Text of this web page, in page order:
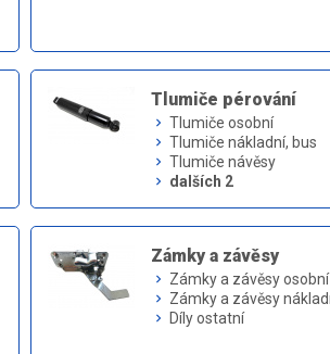
Tlumiče pérování
keyboard_arrow_right Tlumiče osobní
keyboard_arrow_right Tlumiče nákladní, bus
keyboard_arrow_right Tlumiče návěsy
keyboard_arrow_right dalších 2
Zámky a závěsy
keyboard_arrow_right Zámky a závěsy osobní
keyboard_arrow_right Zámky a závěsy
keyboard_arrow_right Díly ostatní